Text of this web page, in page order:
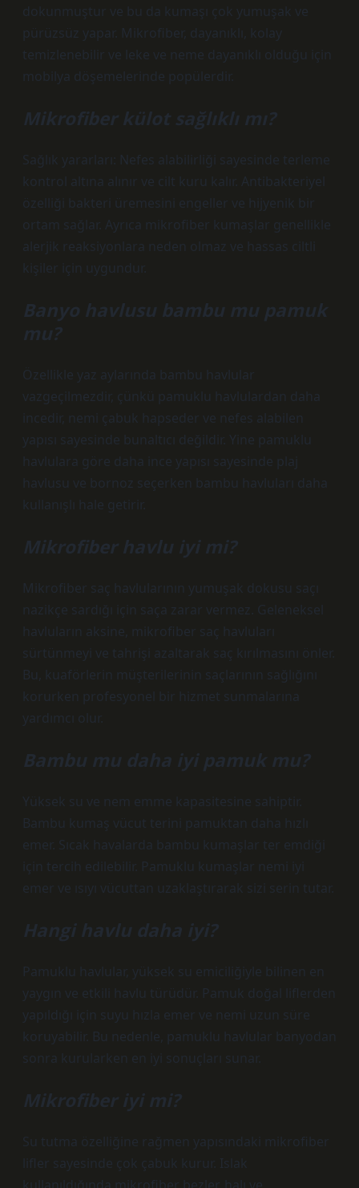
dokunmuştur ve bu da kumaşı çok yumuşak ve
pürüzsüz yapar. Mikrofiber, dayanıklı, kolay
temizlenebilir ve leke ve neme dayanıklı olduğu için
mobilya döşemelerinde popülerdir.
Mikrofiber külot sağlıklı mı?
Sağlık yararları: Nefes alabilirliği sayesinde terleme
kontrol altına alınır ve cilt kuru kalır. Antibakteriyel
özelliği bakteri üremesini engeller ve hijyenik bir
ortam sağlar. Ayrıca mikrofiber kumaşlar genellikle
alerjik reaksiyonlara neden olmaz ve hassas ciltli
kişiler için uygundur.
Banyo havlusu bambu mu pamuk
mu?
Özellikle yaz aylarında bambu havlular
vazgeçilmezdir, çünkü pamuklu havlulardan daha
incedir, nemi çabuk hapseder ve nefes alabilen
yapısı sayesinde bunaltıcı değildir. Yine pamuklu
havlulara göre daha ince yapısı sayesinde plaj
havlusu ve bornoz seçerken bambu havluları daha
kullanışlı hale getirir.
Mikrofiber havlu iyi mi?
Mikrofiber saç havlularının yumuşak dokusu saçı
nazikçe sardığı için saça zarar vermez. Geleneksel
havluların aksine, mikrofiber saç havluları
sürtünmeyi ve tahrişi azaltarak saç kırılmasını önler.
Bu, kuaförlerin müşterilerinin saçlarının sağlığını
korurken profesyonel bir hizmet sunmalarına
yardımcı olur.
Bambu mu daha iyi pamuk mu?
Yüksek su ve nem emme kapasitesine sahiptir.
Bambu kumaş vücut terini pamuktan daha hızlı
emer. Sıcak havalarda bambu kumaşlar ter emdiği
için tercih edilebilir. Pamuklu kumaşlar nemi iyi
emer ve ısıyı vücuttan uzaklaştırarak sizi serin tutar.
Hangi havlu daha iyi?
Pamuklu havlular, yüksek su emiciliğiyle bilinen en
yaygın ve etkili havlu türüdür. Pamuk doğal liflerden
yapıldığı için suyu hızla emer ve nemi uzun süre
koruyabilir. Bu nedenle, pamuklu havlular banyodan
sonra kurularken en iyi sonuçları sunar.
Mikrofiber iyi mi?
Su tutma özelliğine rağmen yapısındaki mikrofiber
lifler sayesinde çok çabuk kurur. Islak